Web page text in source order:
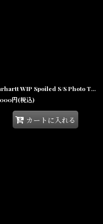
Carhartt WIP Spoiled S/S Photo Tee White 半袖 フォト グラフィックTシャツ ホワイト
円(税込)
カートに入れる